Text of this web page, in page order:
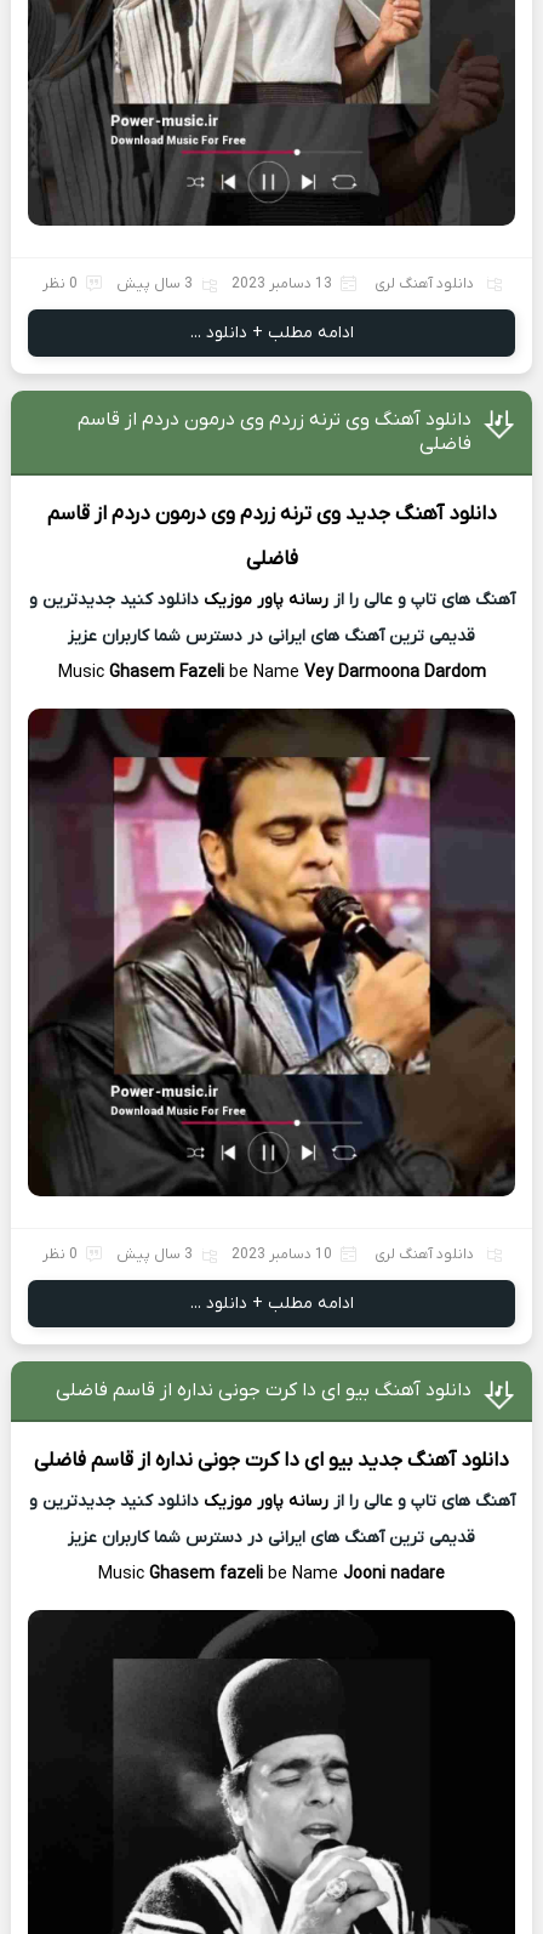
دانلود آهنگ لری 13 دسامبر 2023 3 سال پیش 0 نظر
ادامه مطلب + دانلود ...
دانلود آهنگ وی ترنه زردم وی درمون دردم از قاسم
فاضلی
دانلود آهنگ جدید وی ترنه زردم وی درمون دردم ازقاسم
فاضلی
آهنگ های تاپ و عالی را ازرسانه پاور موزیک دانلود کنید جدیدترین و
قدیمی ترین آهنگ های ایرانی در دسترس شما کاربران عزیز
Music Ghasem Fazeli be Name Vey Darmoona Dardom
دانلود آهنگ لری 10 دسامبر 2023 3 سال پیش 0 نظر
ادامه مطلب + دانلود ...
دانلود آهنگ بیو ای دا کرت جونی نداره از قاسم فاضلی
دانلود آهنگ جدید بیو ای دا کرت جونی نداره ازقاسم فاضلی
آهنگ های تاپ و عالی را ازرسانه پاور موزیک دانلود کنید جدیدترین و
قدیمی ترین آهنگ های ایرانی در دسترس شما کاربران عزیز
Music Ghasem fazeli be Name Jooni nadare